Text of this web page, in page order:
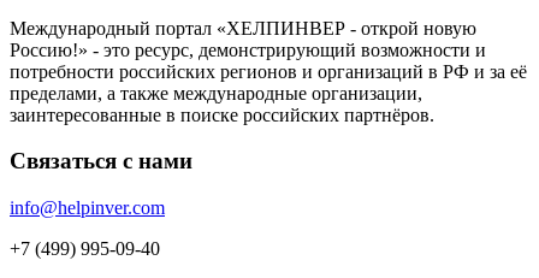
Международный портал «ХЕЛПИНВЕР - открой новую
Россию!» - это ресурс, демонстрирующий возможности и
потребности российских регионов и организаций в РФ и за её
пределами, а также международные организации,
заинтересованные в поиске российских партнёров.
Связаться с нами
info@helpinver.com
+7 (499) 995-09-40